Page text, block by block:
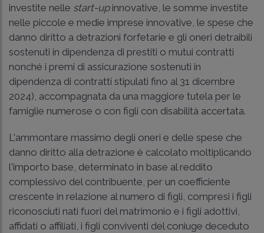
investite nelle start-upinnovative, le somme investite
nelle piccole e medie imprese innovative, le spese che
danno diritto a detrazioni forfetarie e gli oneri detraibili
sostenuti in dipendenza di prestiti o mutui contratti
nonché i premi di assicurazione sostenuti in
dipendenza di contratti stipulati fino al 31 dicembre
2024), accompagnata da una maggiore tutela per le
famiglie numerose o con figli con disabilità accertata.
L'ammontare massimo degli oneri e delle spese che
danno diritto alla detrazione è calcolato moltiplicando
l'importo base, determinato in base al reddito
complessivo del contribuente, per un coefficiente
crescente in relazione al numero di figli, compresi i figli
riconosciuti nati fuori del matrimonio e i figli adottivi,
affidati o affiliati, i figli conviventi del coniuge deceduto